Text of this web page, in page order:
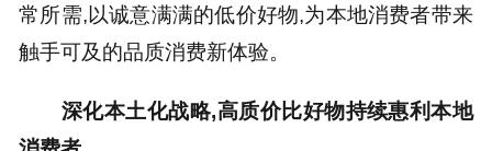
常所需,以诚意满满的低价好物,为本地消费者带来
触手可及的品质消费新体验。
深化本土化战略,高质价比好物持续惠利本地